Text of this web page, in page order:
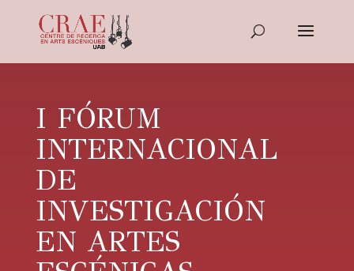
I FÓRUM
INTERNACIONAL
DE
INVESTIGACIÓN
EN ARTES